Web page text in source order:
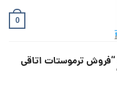
0
ترموستات اتاقی